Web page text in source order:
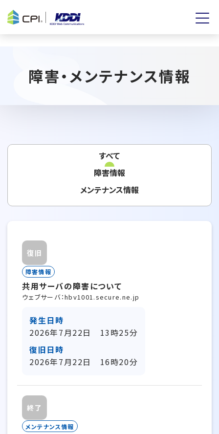
障害・メンテナンス情報
すべて
障害情報
メンテナンス情報
復旧
障害情報
共用サーバの障害について
ウェブサーバ：hbv1001.secure.ne.jp
発生日時
2026年7月22日 13時25分
復旧日時
2026年7月22日 16時20分
終了
メンテナンス情報